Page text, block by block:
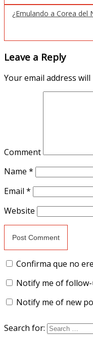
¿Emulando a Corea del
Leave a Reply
Your email address
Comment
Name *
Email *
Website
Confirma que no
Notify me of
Notify me of new
Search for: